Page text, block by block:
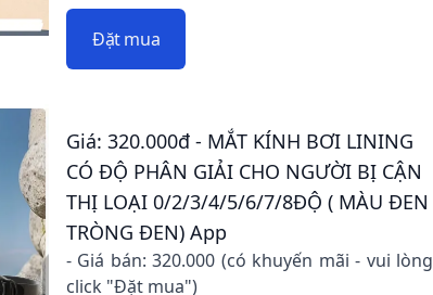
Đặt mua
Giá: 320.000đ - MẮT KÍNH BƠI LINING
CÓ ĐỘ PHÂN GIẢI CHO NGƯỜI BỊ CẬN
THỊ LOẠI 0/2/3/4/5/6/7/8ĐỘ ( MÀU ĐEN
TRÒNG ĐEN) App
- Giá bán: 320.000 (có khuyến mãi - vui lòng
click "Đặt mua")